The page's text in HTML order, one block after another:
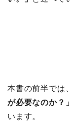
本書の前半では、
が必要なのか？ 」
います。